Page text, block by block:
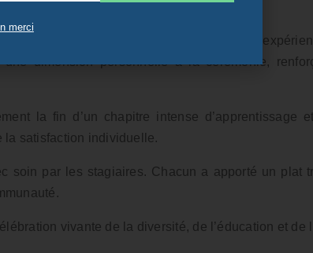
présentation d’un poème reflétant leurs
dimension personnelle à la cérémonie,
la fin d’un chapitre intense d’apprentissage
la satisfaction individuelle.
soin par les stagiaires. Chacun a apporté un plat
vivante de la diversité, de l’éducation et de
merci